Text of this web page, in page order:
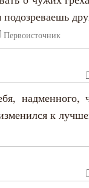
Первоисточник
к